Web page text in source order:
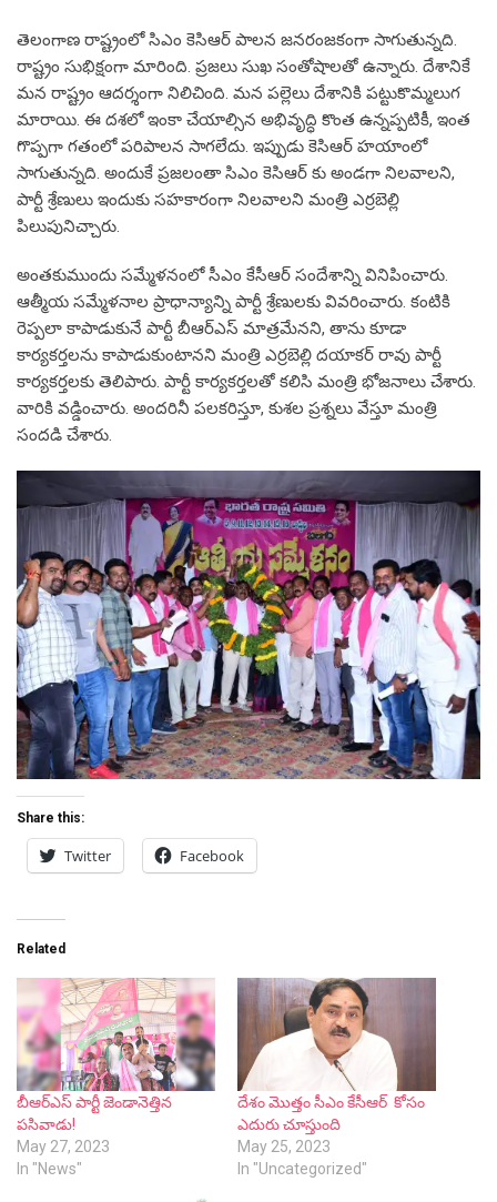
తెలంగాణ రాష్ట్రంలో సిఎం కెసిఆర్ పాల‌న జ‌న‌రంజ‌కంగా సాగుతున్న‌ది.
రాష్ట్రం సుభిక్షంగా మారింది. ప్ర‌జ‌లు సుఖ సంతోషాల‌తో ఉన్నారు. దేశానికే
మ‌న రాష్ట్రం ఆద‌ర్శంగా నిలిచింది. మ‌న ప‌ల్లెలు దేశానికి ప‌ట్టుకొమ్మ‌లుగ
మారాయి. ఈ ద‌శ‌లో ఇంకా చేయాల్సిన అభివృద్ధి కొంత ఉన్న‌ప్ప‌టికీ, ఇంత
గొప్ప‌గా గ‌తంలో ప‌రిపాల‌న సాగ‌లేదు. ఇప్పుడు కెసిఆర్ హ‌యాంలో
సాగుతున్న‌ది. అందుకే ప్ర‌జ‌లంతా సిఎం కెసిఆర్ కు అండ‌గా నిల‌వాల‌ని,
పార్టీ శ్రేణులు ఇందుకు స‌హ‌కారంగా నిల‌వాల‌ని మంత్రి ఎర్ర‌బెల్లి
పిలుపునిచ్చారు.
అంత‌కుముందు స‌మ్మేళ‌నంలో సీఎం కేసీఆర్ సందేశాన్ని వినిపించారు.
ఆత్మీయ స‌మ్మేళ‌నాల ప్రాధాన్యాన్ని పార్టీ శ్రేణుల‌కు వివ‌రించారు. కంటికి
రెప్ప‌లా కాపాడుకునే పార్టీ బీఆర్ఎస్ మాత్ర‌మేన‌ని, తాను కూడా
కార్య‌క‌ర్త‌ల‌ను కాపాడుకుంటాన‌ని మంత్రి ఎర్ర‌బెల్లి ద‌యాక‌ర్ రావు పార్టీ
కార్య‌క‌ర్త‌ల‌కు తెలిపారు. పార్టీ కార్య‌క‌ర్త‌ల‌తో క‌లిసి మంత్రి భోజ‌నాలు చేశారు.
వారికి వ‌డ్డించారు. అంద‌రినీ ప‌ల‌క‌రిస్తూ, కుశ‌ల ప్ర‌శ్న‌లు వేస్తూ మంత్రి
సంద‌డి చేశారు.
Share this:
Twitter Facebook
Related
బీఆర్ఎస్ పార్టీ జెండానెత్తిన
ప‌సివాడు!
May 27, 2023
In "News"
దేశం మొత్తం సీఎం కేసీఆర్ కోసం
ఎదురు చూస్తుంది
May 25, 2023
In "Uncategorized"